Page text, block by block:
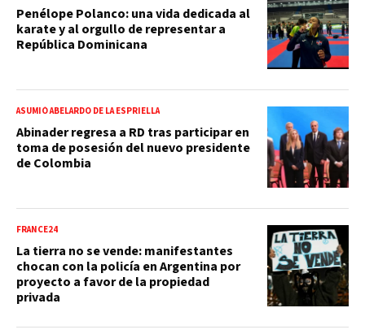
Penélope Polanco: una vida dedicada al
karate y al orgullo de representar a
República Dominicana
ASUMIÓ ABELARDO DE LA ESPRIELLA
Abinader regresa a RD tras participar en
toma de posesión del nuevo presidente
de Colombia
FRANCE24
La tierra no se vende: manifestantes
chocan con la policía en Argentina por
proyecto a favor de la propiedad
privada